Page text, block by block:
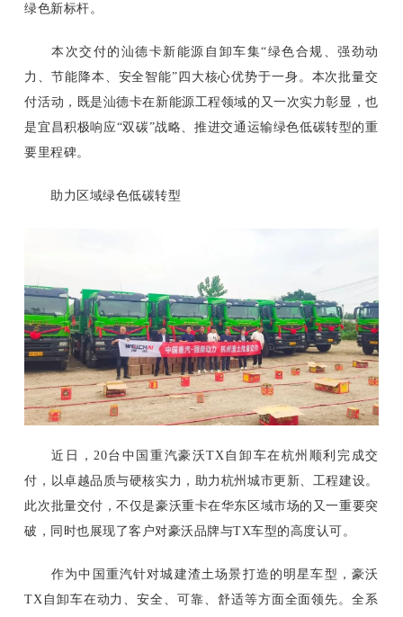
绿色新标杆。
本次交付的汕德卡新能源自卸车集“绿色合规、强劲动
力、节能降本、安全智能”四大核心优势于一身。本次批量交
付活动，既是汕德卡在新能源工程领域的又一次实力彰显，也
是宜昌积极响应“双碳”战略、推进交通运输绿色低碳转型的重
要里程碑。
助力区域绿色低碳转型
近日，20台中国重汽豪沃TX自卸车在杭州顺利完成交
付，以卓越品质与硬核实力，助力杭州城市更新、工程建设。
此次批量交付，不仅是豪沃重卡在华东区域市场的又一重要突
破，同时也展现了客户对豪沃品牌与TX车型的高度认可。
作为中国重汽针对城建渣土场景打造的明星车型，豪沃
TX自卸车在动力、安全、可靠、舒适等方面全面领先。全系